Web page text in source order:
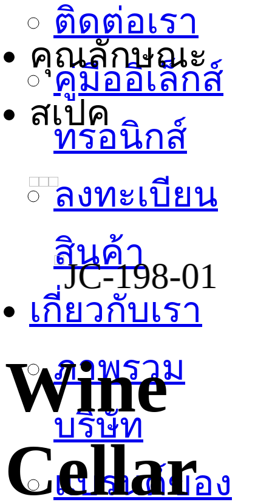
ติดต่อเรา
คู่มืออิเล็กส์
ทรอนิกส์
ลงทะเบียน
สินค้า
เกี่ยวกับเรา
ภาพรวม
บริษัท
แบรนด์ของ
คุณลักษณะ
สเปค
Wine
Cellar